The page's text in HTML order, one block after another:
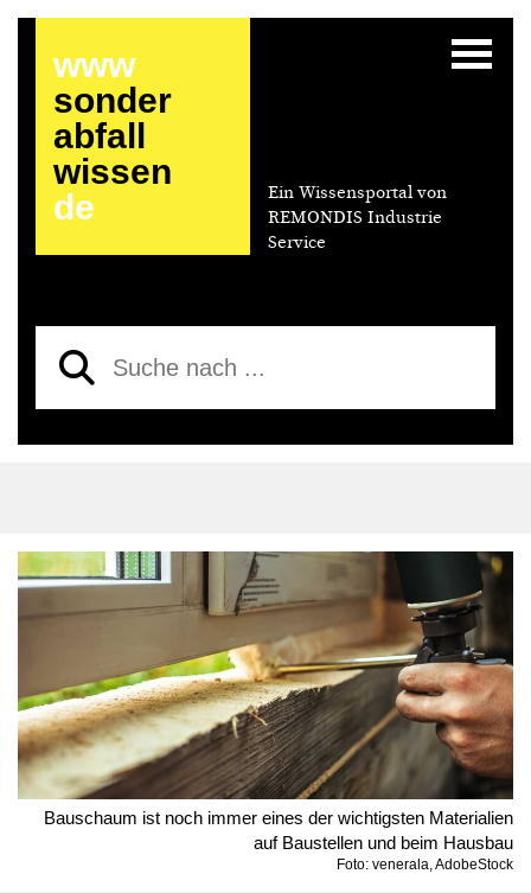
www
sonder
abfall
wissen
de
Ein Wissensportal von
REMONDIS Industrie
Service
Bauschaum ist noch immer eines der wichtigsten Materialien
auf Baustellen und beim Hausbau
Foto: venerala, AdobeStock